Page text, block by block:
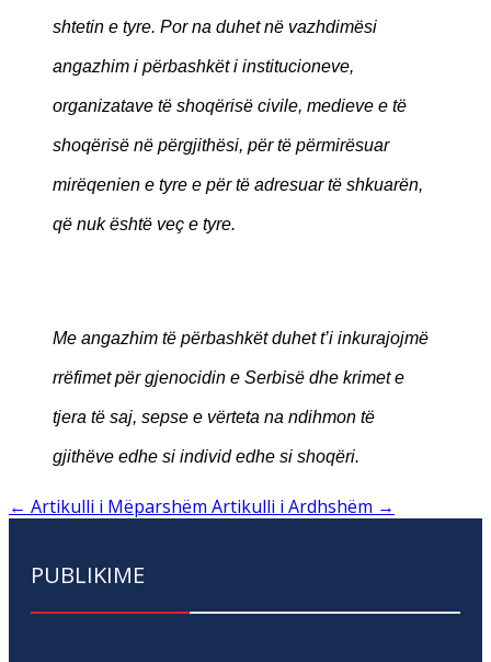
shtetin e tyre. Por na duhet në vazhdimësi
angazhim i përbashkët i institucioneve,
organizatave të shoqërisë civile, medieve e të
shoqërisë në përgjithësi, për të përmirësuar
mirëqenien e tyre e për të adresuar të shkuarën,
që nuk është veç e tyre.
Me angazhim të përbashkët duhet t’i inkurajojmë
rrëfimet për gjenocidin e Serbisë dhe krimet e
tjera të saj, sepse e vërteta na ndihmon të
gjithëve edhe si individ edhe si shoqëri.
← Artikulli i Mëparshëm Artikulli i Ardhshëm →
PUBLIKIME